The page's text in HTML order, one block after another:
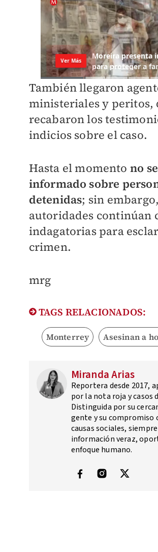
También llegaron
ministeriales y peritos,
recabaron los
indicios sobre el caso.
Hasta el momento no
informado sobre
detenidas; sin
autoridades continúan
indagatorias para
crimen.
mrg
TAGS RELACIONADOS:
Monterrey Asesinan a
Miranda Arias
Reportera desde 2017,
por la nota roja y casos
Distinguida por su
gente y su compromiso
causas sociales,
información veraz,
enfoque humano.